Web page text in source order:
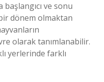
başlangıcı ve sonu
dönem olmaktan
olarak tanımlanabilir.
yerlerinde farklı